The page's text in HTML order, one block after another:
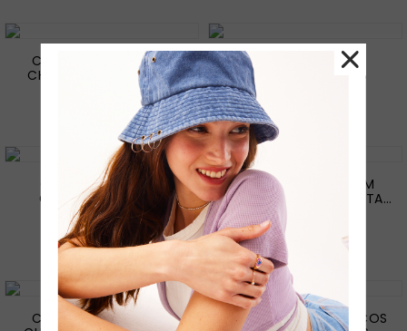
COLAR INFANTIL COM
CHARMS DE CORAÇÃO
16%OFF
COLAR INFANTIL DE
CORAÇÃO DREAMS
R$ 24,90
COLAR INFANTIL DE
CORAÇÃO DREAMS
R$ 24,90
16%OFF
R$ 21,16
COLAR INFANTIL COM
CHARMS DE BORBOLETA
R$ 24,90
R$ 21,16
COLAR INFANTIL COM
KIT 02 PARES DE BRINCOS